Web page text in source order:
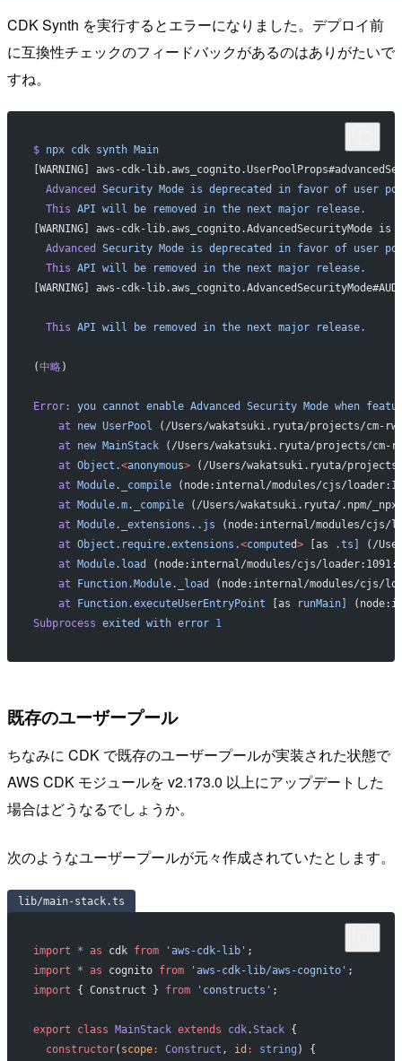
CDK Synth を実行するとエラーになりました。デプロイ前
に互換性チェックのフィードバックがあるのはありがたいで
すね。
$ npx cdk synth Main
[WARNING] aws-cdk-
  Advanced
Security Mode is deprecated in favor of user
  This
API will be removed in the next major release.
[WARNING] aws-cdk-lib.aws_cognito.AdvancedSecurityMode is
  Advanced
Security Mode is deprecated in favor of user
  This
API will be removed in the next major release.
[WARNING] aws-cdk-
  This
API will be removed in the next major release.
(中略)
Error: you cannot enable Advanced Security Mode when
    at
new UserPool (/Users/wakatsuki.ryuta/projects/cm-
    at
new MainStack (/Users/wakatsuki.ryuta/projects/cm-
    at
Object.<anonymous> (/Users/wakatsuki.ryuta/projects/
    at
Module._compile (node:internal/modules/cjs/
    at
Module.m._compile (/Users/wakatsuki.ryuta/.npm/_npx/
    at
Module._extensions..js (node:internal/modules/cjs/
    at
Object.require.extensions.<computed> [as .ts]
(/
    at
Module.load
(node:internal/modules/cjs/
    at
Function.Module._load
(node:internal/modules/cjs/
    at
Function.executeUserEntryPoint [as runMain]
Subprocess exited with error 1
既存のユーザープール
ちなみに CDK で既存のユーザープールが実装された状態で
AWS CDK モジュールを v2.173.0 以上にアップデートした
場合はどうなるでしょうか。
次のようなユーザープールが元々作成されていたとします。
lib/main-stack.ts
import * as cdk from 'aws-cdk-lib' ;
import * as cognito from 'aws-cdk-lib/aws-cognito' ;
import { Construct } from 'constructs' ;
export class MainStack extends cdk.Stack {
  constructor
( scope: Construct , id : string ) {